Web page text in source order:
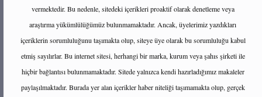
vermektedir. Bu nedenle, sitedeki içerikleri proaktif olarak denetleme veya
araştırma yükümlülüğümüz bulunmamaktadır. Ancak, üyelerimiz yazdıkları
içeriklerin sorumluluğunu taşımakta olup, siteye üye olarak bu sorumluluğu kabul
etmiş sayılırlar. Bu internet sitesi, herhangi bir marka, kurum veya şahıs şirketi ile
hiçbir bağlantısı bulunmamaktadır. Sitede yalnızca kendi hazırladığımız makaleler
paylaşılmaktadır. Burada yer alan içerikler haber niteliği taşımamakta olup, gerçek